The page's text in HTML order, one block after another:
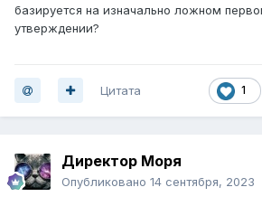
базируется на изначально ложном
утверждении?
1
Цитата
Директор Моря
Опубликовано 14 сентября, 2023